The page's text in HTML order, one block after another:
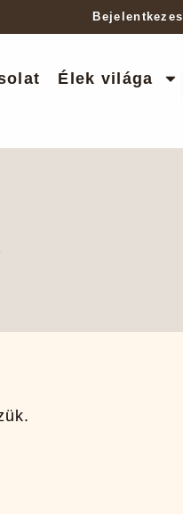
Bejelentkezes
Élek világa